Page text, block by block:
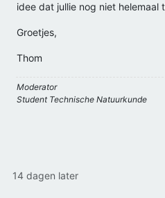
idee dat jullie nog niet
Groetjes,
Thom
Moderator
Student Technische Natuurkunde
14 dagen later